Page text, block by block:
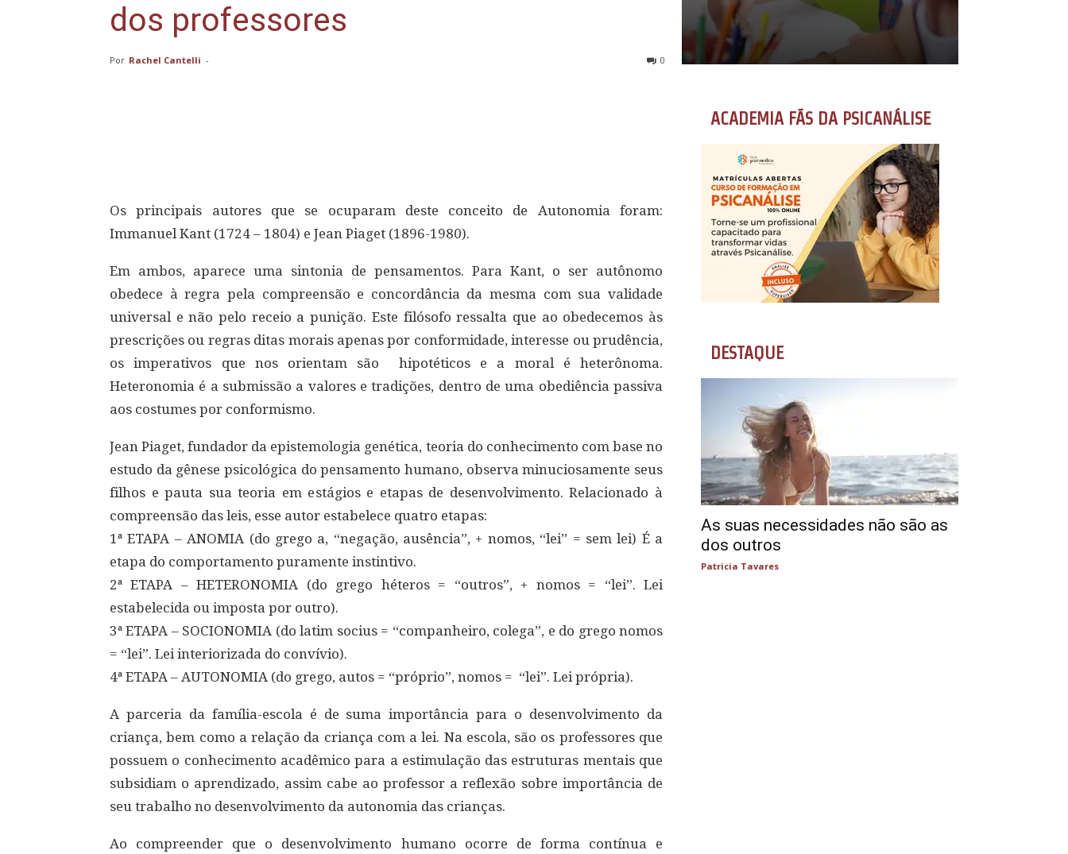
dos professores
Por Rachel Cantelli - 0
Os principais autores que se ocuparam deste conceito de Autonomia foram:
Immanuel Kant (1724 – 1804) e Jean Piaget (1896-1980).
Em ambos, aparece uma sintonia de pensamentos. Para Kant, o ser autônomo
obedece à regra pela compreensão e concordância da mesma com sua validade
universal e não pelo receio a punição. Este filósofo ressalta que ao obedecemos às
prescrições ou regras ditas morais apenas por conformidade, interesse ou prudência,
os imperativos que nos orientam são hipotéticos e a moral é heterônoma.
Heteronomia é a submissão a valores e tradições, dentro de uma obediência passiva
aos costumes por conformismo.
Jean Piaget, fundador da epistemologia genética, teoria do conhecimento com base no
estudo da gênese psicológica do pensamento humano, observa minuciosamente seus
filhos e pauta sua teoria em estágios e etapas de desenvolvimento. Relacionado à
compreensão das leis, esse autor estabelece quatro etapas:
1ª ETAPA – ANOMIA (do grego a, “negação, ausência”, + nomos, “lei” = sem lei) É a
etapa do comportamento puramente instintivo.
2ª ETAPA – HETERONOMIA (do grego héteros = “outros”, + nomos = “lei”. Lei
estabelecida ou imposta por outro).
3ª ETAPA – SOCIONOMIA (do latim socius = “companheiro, colega”, e do grego nomos
= “lei”. Lei interiorizada do convívio).
4ª ETAPA – AUTONOMIA (do grego, autos = “próprio”, nomos = “lei”. Lei própria).
A parceria da família-escola é de suma importância para o desenvolvimento da
criança, bem como a relação da criança com a lei. Na escola, são os professores que
possuem o conhecimento acadêmico para a estimulação das estruturas mentais que
subsidiam o aprendizado, assim cabe ao professor a reflexão sobre importância de
seu trabalho no desenvolvimento da autonomia das crianças.
Ao compreender que o desenvolvimento humano ocorre de forma contínua e
ACADEMIA FÃS DA PSICANÁLISE
DESTAQUE
As suas necessidades não são as
dos outros
Patricia Tavares